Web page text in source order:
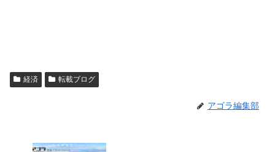
経済 転載ブログ
アゴラ編集部